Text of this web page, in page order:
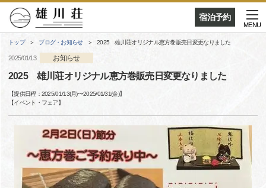
宿泊予約
MENU
トップ ブログ・お知らせ 2025 雄川荘オリジナル恵方巻販売日変更なりました
2025/01/13 お知らせ
2025 雄川荘オリジナル恵方巻販売日変更なりました
【提供日程： 2025/01/13(月)〜2025/01/31(金)】
【イベント・フェア】